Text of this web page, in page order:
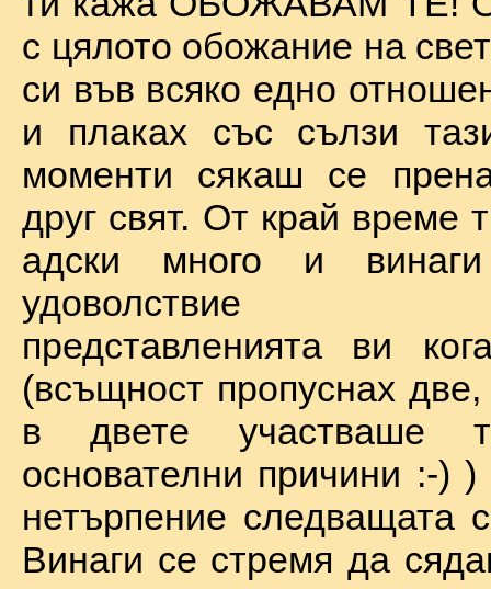
с цялото обожание на
си във всяко едно
и плаках със сълзи
моменти сякаш се
друг свят. От край време
адски много и
удоволствие
представленията ви
(всъщност пропуснах
в двете участваше
основателни причини :-)
нетърпение следващата
Винаги се стремя да